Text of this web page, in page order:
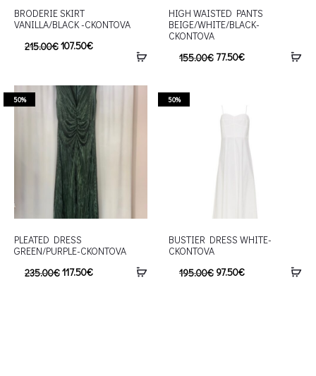
BRODERIE SKIRT
VANILLA/BLACK -CKONTOVA
215.00€107.50€
HIGH WAISTED PANTS
BEIGE/WHITE/BLACK-
CKONTOVA
155.00€ 77.50€
50%
PLEATED DRESS
GREEN/PURPLE-CKONTOVA
235.00€117.50€
50%
BUSTIER DRESS WHITE-
CKONTOVA
195.00€ 97.50€